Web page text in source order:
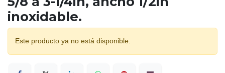
inoxidable.
Este producto ya no está disponible.